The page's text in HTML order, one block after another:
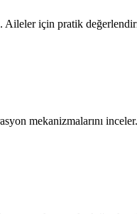
Aileler için pratik
mekanizmalarını inceler.